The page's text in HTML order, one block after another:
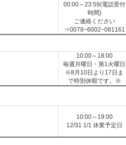
00:00～23:59(電話受付
時間)
ご連絡ください
⇒0078−6002−081161
10:00～18:00
毎週月曜日・第1火曜日
※8月10日より17日ま
で特別休暇です。※
10:00～19:00
12/31 1/1 休業予定日